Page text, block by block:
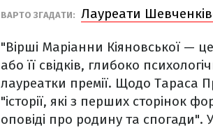
ВАРТО ЗГАДАТИ: Лауреати
"Вірші Маріанни Кіяновської —
або її свідків, глибоко
лауреатки премії. Щодо Тараса
"історії, які з перших сторінок
оповіді про родину та